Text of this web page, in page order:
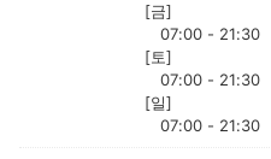
[금]
07:00 - 21:30
[토]
07:00 - 21:30
[일]
07:00 - 21:30